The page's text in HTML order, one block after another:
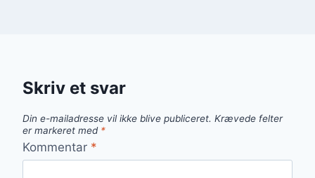
Skriv et svar
Din e-mailadresse vil ikke blive publiceret. Krævede felter
er markeret med *
Kommentar *